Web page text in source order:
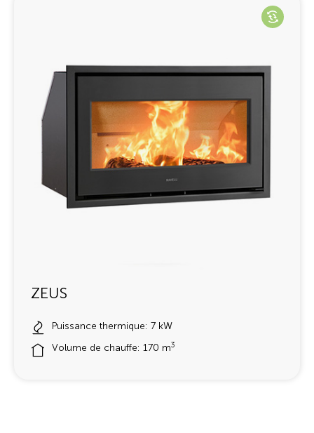
ZEUS
Puissance thermique: 7 kW
Volume de chauffe: 170 m3